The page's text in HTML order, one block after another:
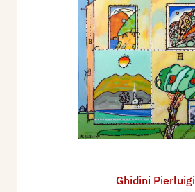
Ghidini Pierluigi